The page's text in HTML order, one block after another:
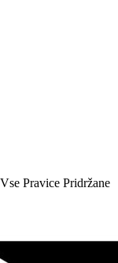
Pravice Pridržane